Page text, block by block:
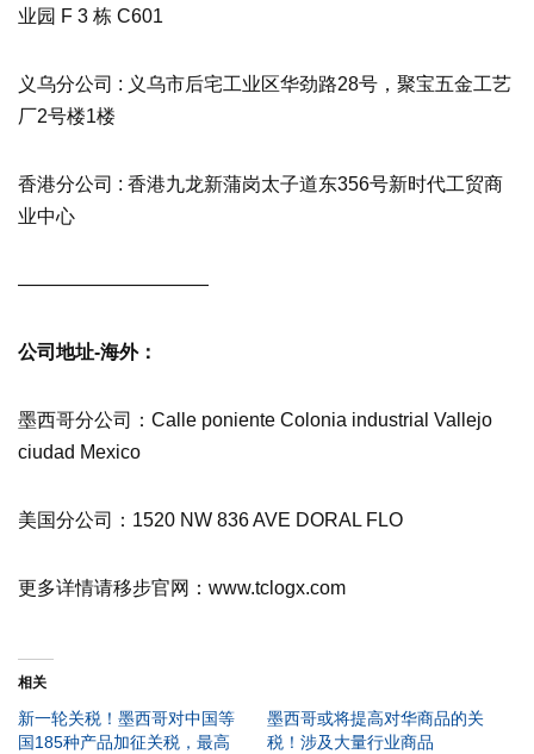
业园 F 3 栋 C601
义乌分公司 : 义乌市后宅工业区华劲路28号，聚宝五金工艺
厂2号楼1楼
香港分公司 : 香港九龙新蒲岗太子道东356号新时代工贸商
业中心
——————————
公司地址-海外：
墨西哥分公司：Calle poniente Colonia industrial Vallejo
ciudad Mexico
美国分公司：1520 NW 836 AVE DORAL FLO
更多详情请移步官网：www.tclogx.com
相关
新一轮关税！墨西哥对中国等
国185种产品加征关税，最高
墨西哥或将提高对华商品的关
税！涉及大量行业商品